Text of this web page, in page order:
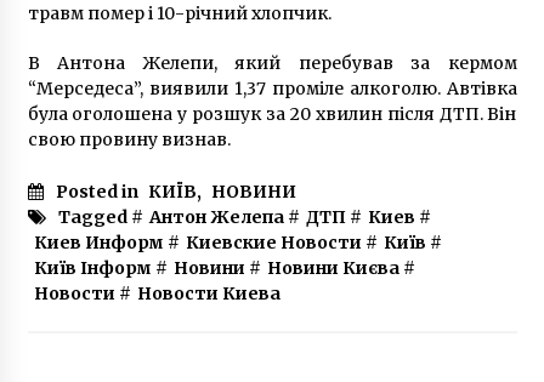
травм помер і 10-річний хлопчик.
В Антона Желепи, який перебував за кермом
“Мерседеса”, виявили 1,37 проміле алкоголю. Автівка
була оголошена у розшук за 20 хвилин після ДТП. Він
свою провину визнав.
Posted in КИЇВ, НОВИНИ
Tagged # Антон Желепа# ДТП# Киев #
Киев Информ # Киевские Новости # Київ #
Київ Інформ # Новини # Новини Києва#
Новости # Новости Киева